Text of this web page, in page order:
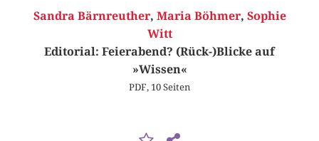
Sandra Bärnreuther, Maria Böhmer, Sophie
Witt
Editorial: Feierabend? (Rück-)Blicke auf
»Wissen«
PDF, 10 Seiten